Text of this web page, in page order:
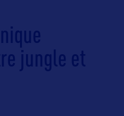
jungle et